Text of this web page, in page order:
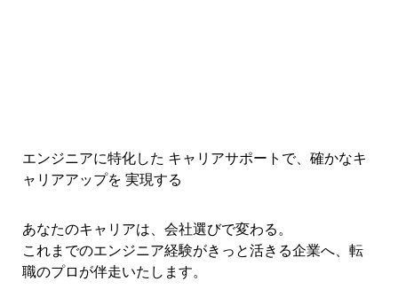
エンジニアに特化した キャリアサポートで、 確かなキ
ャリアアップを 実現する
あなたのキャリアは、会社選びで変わる。
これまでのエンジニア経験がきっと活きる企業へ、転
職のプロが伴走いたします。